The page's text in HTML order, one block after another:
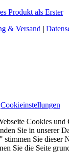
Produkt als Erster
& Versand |
Cookieinstellungen
Cookies
Sie in unserer
Sie dieser
Sie die Seite